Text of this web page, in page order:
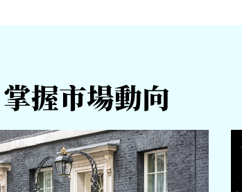
掌握市場動向